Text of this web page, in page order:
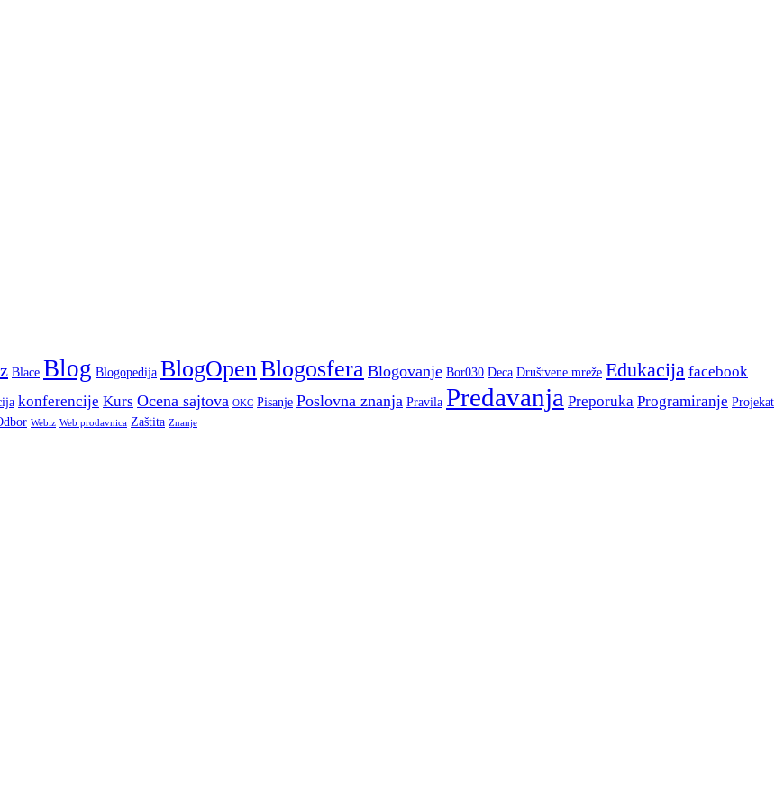
Blace Blog Blogopedija BlogOpenBlogosfera Blogovanje Bor030 Deca Društvene mreže Edukacija facebook
konferencije Kurs Ocena sajtova OKC Pisanje Poslovna znanja Pravila Predavanja Preporuka Programiranje Projekat
Webiz Web prodavnica Zaštita Znanje